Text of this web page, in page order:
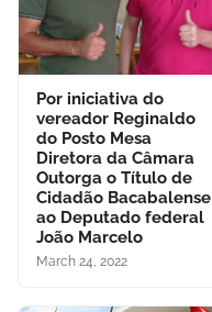
Por iniciativa do
vereador Reginaldo
do Posto Mesa
Diretora da Câmara
Outorga o Título de
Cidadão Bacabalense
ao Deputado federal
João Marcelo
March 24, 2022